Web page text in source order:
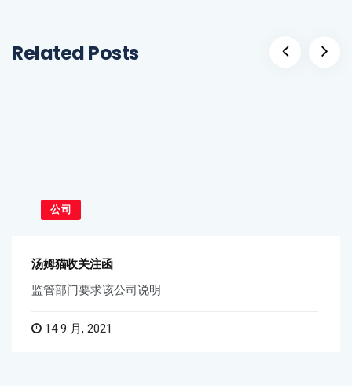
Related Posts
公司
汤姆猫收关注函
监管部门要求该公司说明
14 9 月, 2021